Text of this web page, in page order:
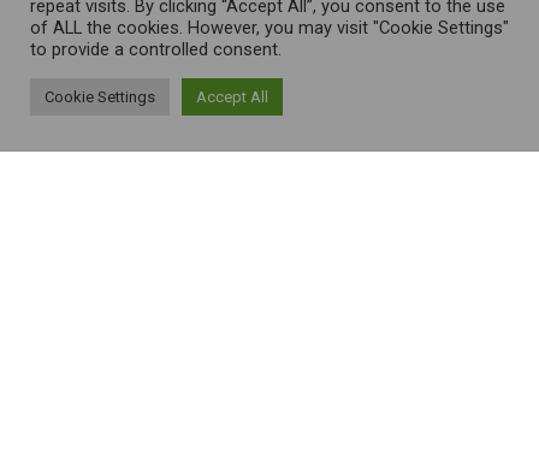
repeat visits. By clicking “Accept All”, you consent to the use
of ALL the cookies. However, you may visit "Cookie Settings"
to provide a controlled consent.
Cookie Settings Accept All